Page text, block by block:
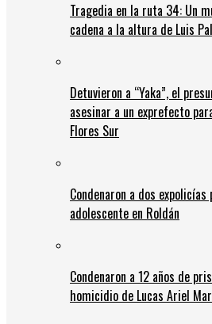
Tragedia en la ruta 34: Un
cadena a la altura de Luis
Detuvieron a “Yaka”, el
asesinar a un exprefecto
Flores Sur
Condenaron a dos
adolescente en Roldán
Condenaron a 12 años de
homicidio de Lucas Ariel